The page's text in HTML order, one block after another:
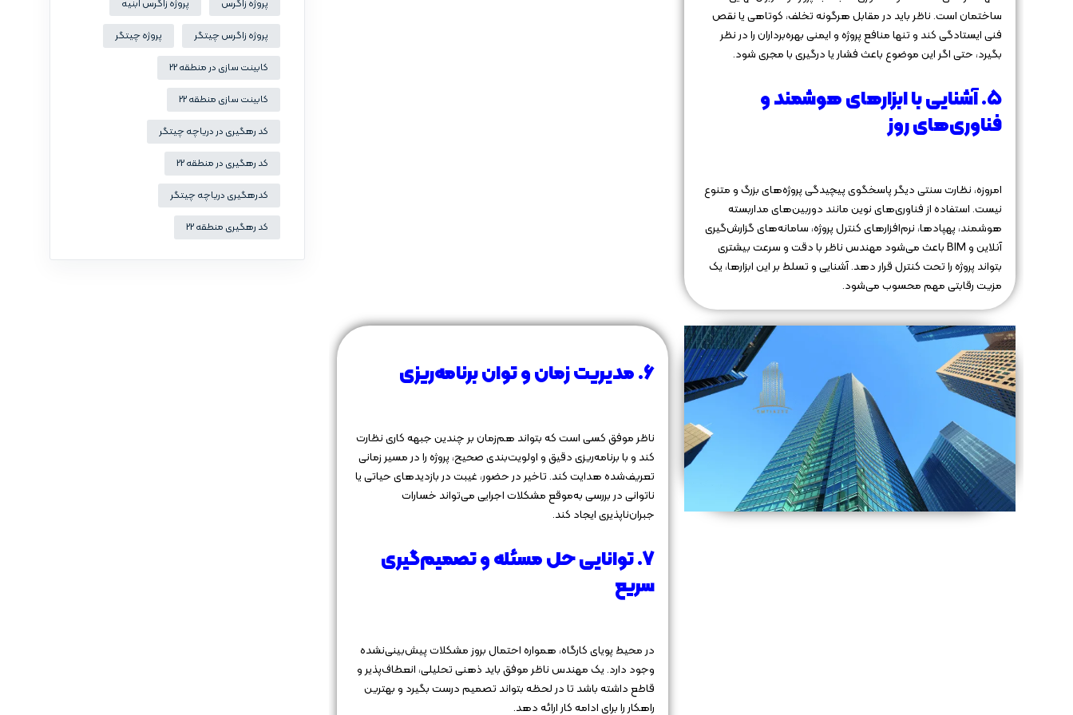
ساختمان است. ناظر باید در مقابل هرگونه تخلف، کوتاهی یا نقص
فنی ایستادگی کند و تنها منافع پروژه و ایمنی بهره‌برداران را در نظر
بگیرد، حتی اگر این موضوع باعث فشار یا درگیری با مجری شود.
۵. آشنایی با ابزارهای هوشمند و
فناوری‌های روز
امروزه، نظارت سنتی دیگر پاسخگوی پیچیدگی پروژه‌های بزرگ و متنوع
نیست. استفاده از فناوری‌های نوین مانند دوربین‌های مداربسته
هوشمند، پهپادها، نرم‌افزارهای کنترل پروژه، سامانه‌های گزارش‌گیری
آنلاین و BIM باعث می‌شود مهندس ناظر با دقت و سرعت بیشتری
بتواند پروژه را تحت کنترل قرار دهد. آشنایی و تسلط بر این ابزارها، یک
مزیت رقابتی مهم محسوب می‌شود.
۶. مدیریت زمان و توان برنامه‌ریزی
ناظر موفق کسی است که بتواند هم‌زمان بر چندین جبهه کاری نظارت
کند و با برنامه‌ریزی دقیق و اولویت‌بندی صحیح، پروژه را در مسیر زمانی
تعریف‌شده هدایت کند. تاخیر در حضور، غیبت در بازدیدهای حیاتی یا
ناتوانی در بررسی به‌موقع مشکلات اجرایی می‌تواند خسارات
جبران‌ناپذیری ایجاد کند.
۷. توانایی حل مسئله و تصمیم‌گیری
سریع
در محیط پویای کارگاه، همواره احتمال بروز مشکلات پیش‌بینی‌نشده
وجود دارد. یک مهندس ناظر موفق باید ذهنی تحلیلی، انعطاف‌پذیر و
قاطع داشته باشد تا در لحظه بتواند تصمیم درست بگیرد و بهترین
راهکار را برای ادامه کار ارائه دهد.
پروژه زاگرس پروژه زاگرس ابنیه
پروژه زاگرس چیتگر پروژه چیتگر
کابینت سازی در منطقه 22
کابینت سازی منطقه 22
کد رهگیری در دریاچه چیتگر
کد رهگیری در منطقه 22
کدرهگیری دریاچه چیتگر
کد رهگیری منطقه 22